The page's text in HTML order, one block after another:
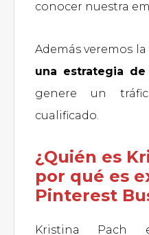
conocer nuestra
Además veremos
una estrategia
genere un
cualificado.
¿Quién es
por qué es
Pinterest
Kristina Pach